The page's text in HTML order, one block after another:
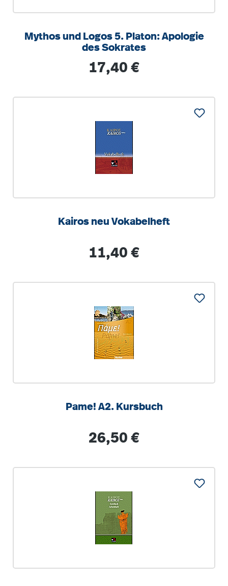
Mythos und Logos 5. Platon: Apologie
des Sokrates
Regulärer Preis:
17,40 €
Kairos neu Vokabelheft
Regulärer Preis:
11,40 €
Pame! A2. Kursbuch
Regulärer Preis:
26,50 €